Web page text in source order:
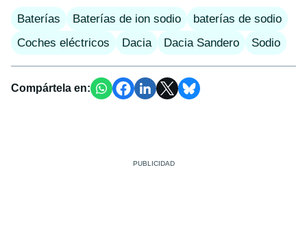
Baterías Baterías de ion sodio
baterías de sodio
Coches eléctricos
Dacia Dacia Sandero Sodio
Compártela en: